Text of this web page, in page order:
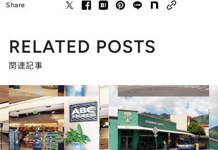
Share
RELATED POSTS
関連記事